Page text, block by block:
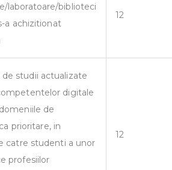
laboratoare/biblioteci
a achizitionat
12
studii actualizate
digitale
de
prioritare, in
catre studenti a unor
profesiilor
12